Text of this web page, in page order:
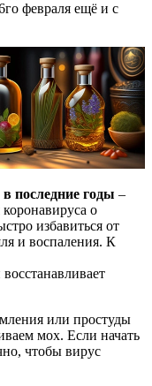
февраля ещё и с
последние годы –
о
избавиться от
и воспаления. К
или простуды
мох. Если начать
чтобы вирус